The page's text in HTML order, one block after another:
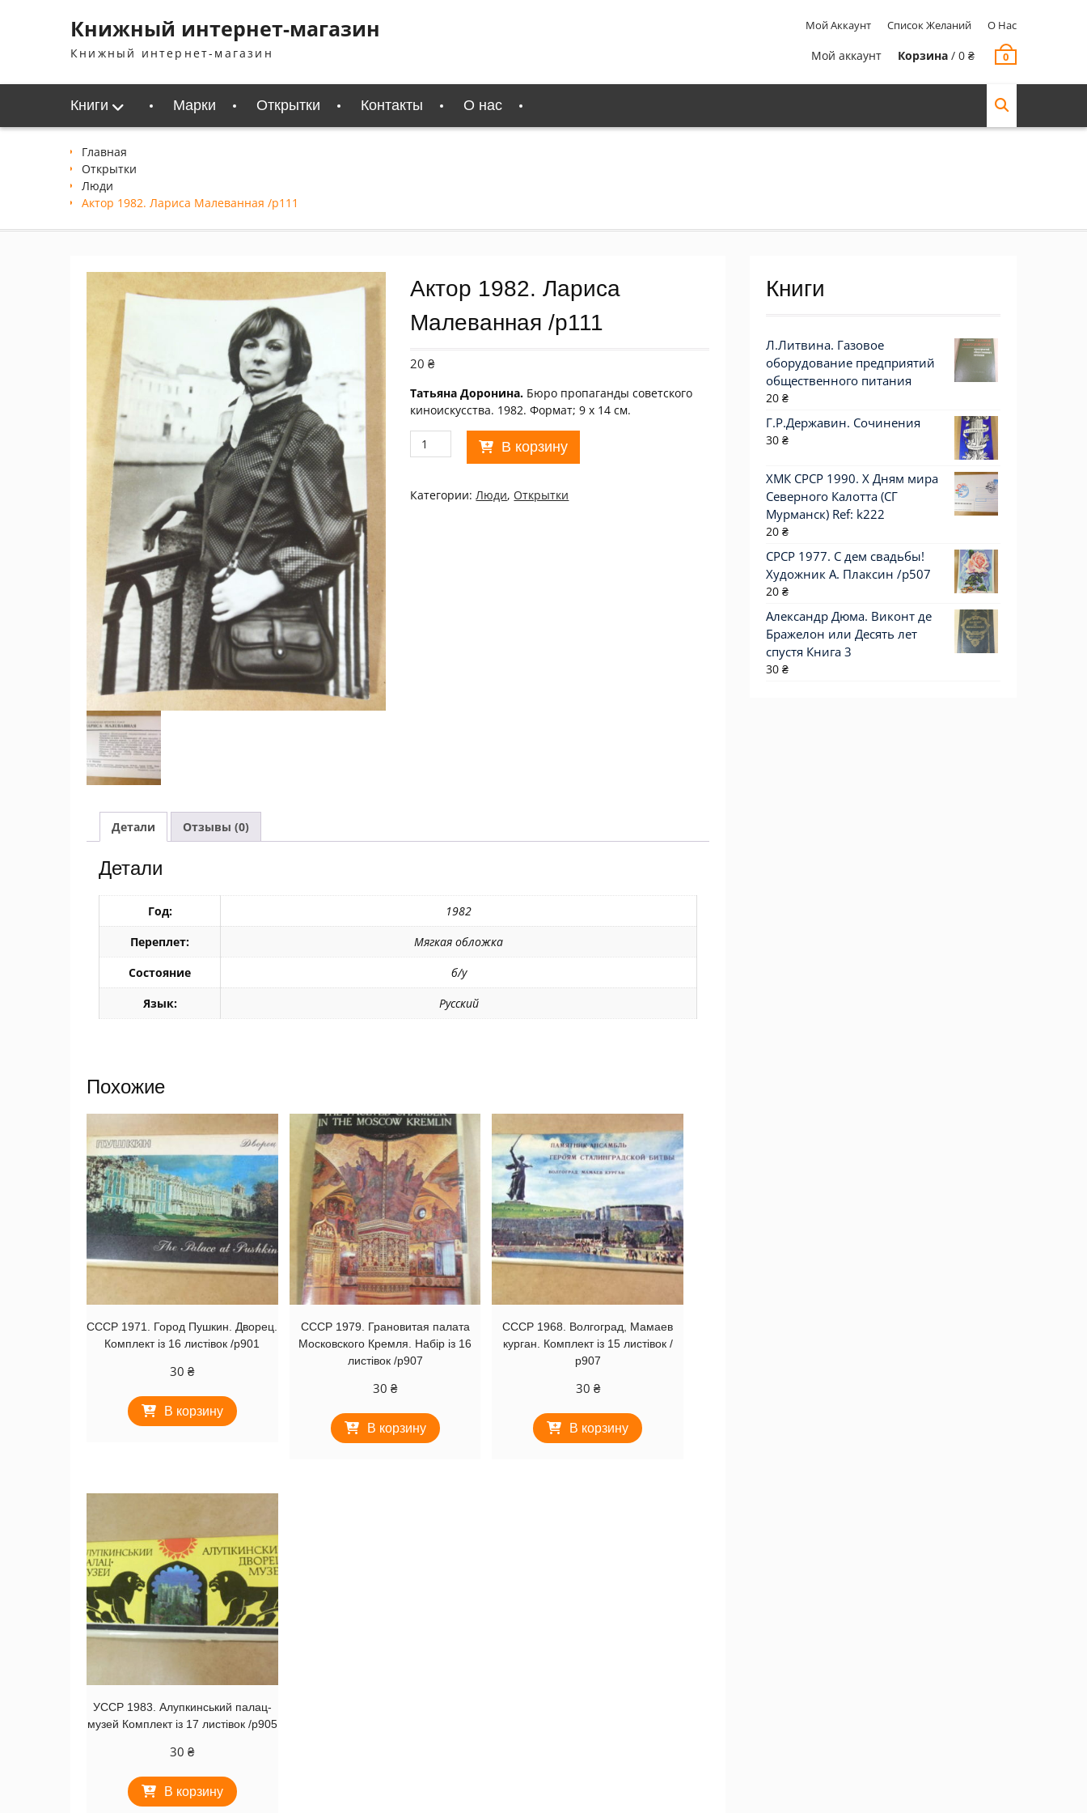
содержимомуКнижный интернет-магазин
Книжный интернет-магазин
Мой Аккаунт Список Желаний О Нас
Мой аккаунт Корзина / 0 ₴ 0
Книги Марки Открытки Контакты О нас
Главная
Открытки
Люди
Актор 1982. Лариса Малеванная /p111
Актор 1982. Лариса
Малеванная /p111
20₴
Татьяна Доронина. Бюро пропаганды советского
киноискусства. 1982. Формат; 9 х 14 см.
Количество
товара
1982.
Лариса
В корзину
Категории:Люди, Открытки
Детали Отзывы (0)
Детали
Год:
1982
Переплет:
Мягкая обложка
Состояние
б/у
Язык:
Русский
Похожие
СССР 1971. Город Пушкин. Дворец.
Комплект із 16 листівок /р901
30₴
В корзину
СССР 1979. Грановитая палата
Московского Кремля. Набір із 16
листівок /р907
30 ₴
В корзину
СССР 1968. Волгоград, Мамаев
курган. Комплект із 15 листівок /
р907
30 ₴
В корзину
УССР 1983. Алупкинський палац-
музей Комплект із 17 листівок /р905
30₴
В корзину
Книги
Л.Литвина. Газовое
оборудование предприятий
общественного питания
20 ₴
Г.Р.Державин. Сочинения
30 ₴
ХМК СРСР 1990. X Дням мира
Северного Калотта (СГ
Мурманск) Ref: k222
20 ₴
СРСР 1977. С дем свадьбы!
Художник А. Плаксин /р507
20 ₴
Александр Дюма. Виконт де
Бражелон или Десять лет
спустя Книга 3
30 ₴